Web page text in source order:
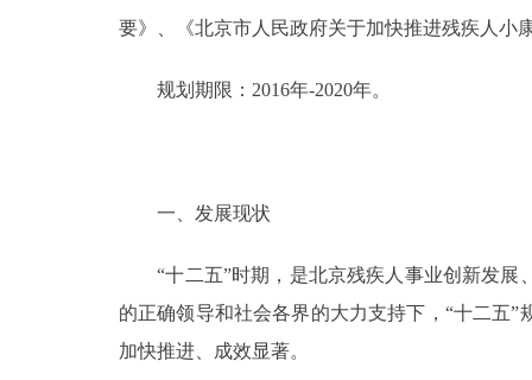
要》、《北京市人民政府关于加快推进残疾人小
规划期限：2016年-2020年。
一、发展现状
“十二五”时期，是北京残疾人事业创新发展
的正确领导和社会各界的大力支持下，“十二五
加快推进、成效显著。